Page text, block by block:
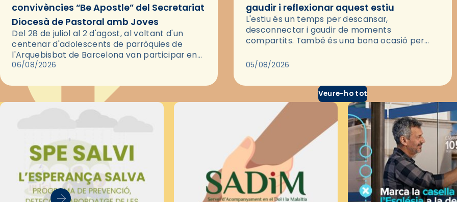
convivències “Be Apostle” del Secretariat
Diocesà de Pastoral amb Joves
Del 28 de juliol al 2 d'agost, al voltant d'un
centenar d'adolescents de parròquies de
l'Arquebisbat de Barcelona van participar en
les convivències Be Apostle, organitzades pel
06/08/2026
gaudir i reflexionar aquest estiu
L'estiu és un temps per descansar,
desconnectar i gaudir de moments
compartits. També és una bona ocasió per
través del cinema, reflexionar sobre les…
05/08/2026
Veure-ho tot